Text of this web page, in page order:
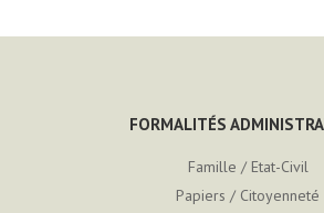
FORMALITÉS
Famille / Etat-Civil
Papiers / Citoyenneté